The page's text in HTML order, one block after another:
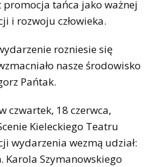
tańca jako ważnej
i rozwoju człowieka.
rozniesie się
nasze środowisko
Pańtak.
czwartek, 18 czerwca,
Kieleckiego Teatru
wydarzenia wezmą udział:
Szymanowskiego